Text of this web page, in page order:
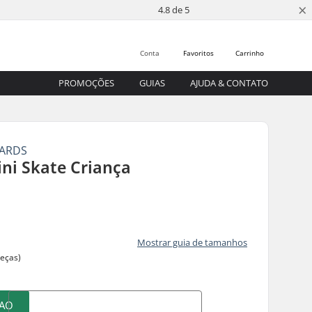
4.8 de 5 ×
Carrinho
Favoritos
Conta
PROMOÇÕES GUIAS AJUDA & CONTATO
Skate Criança
Mostrar guia de tamanhos